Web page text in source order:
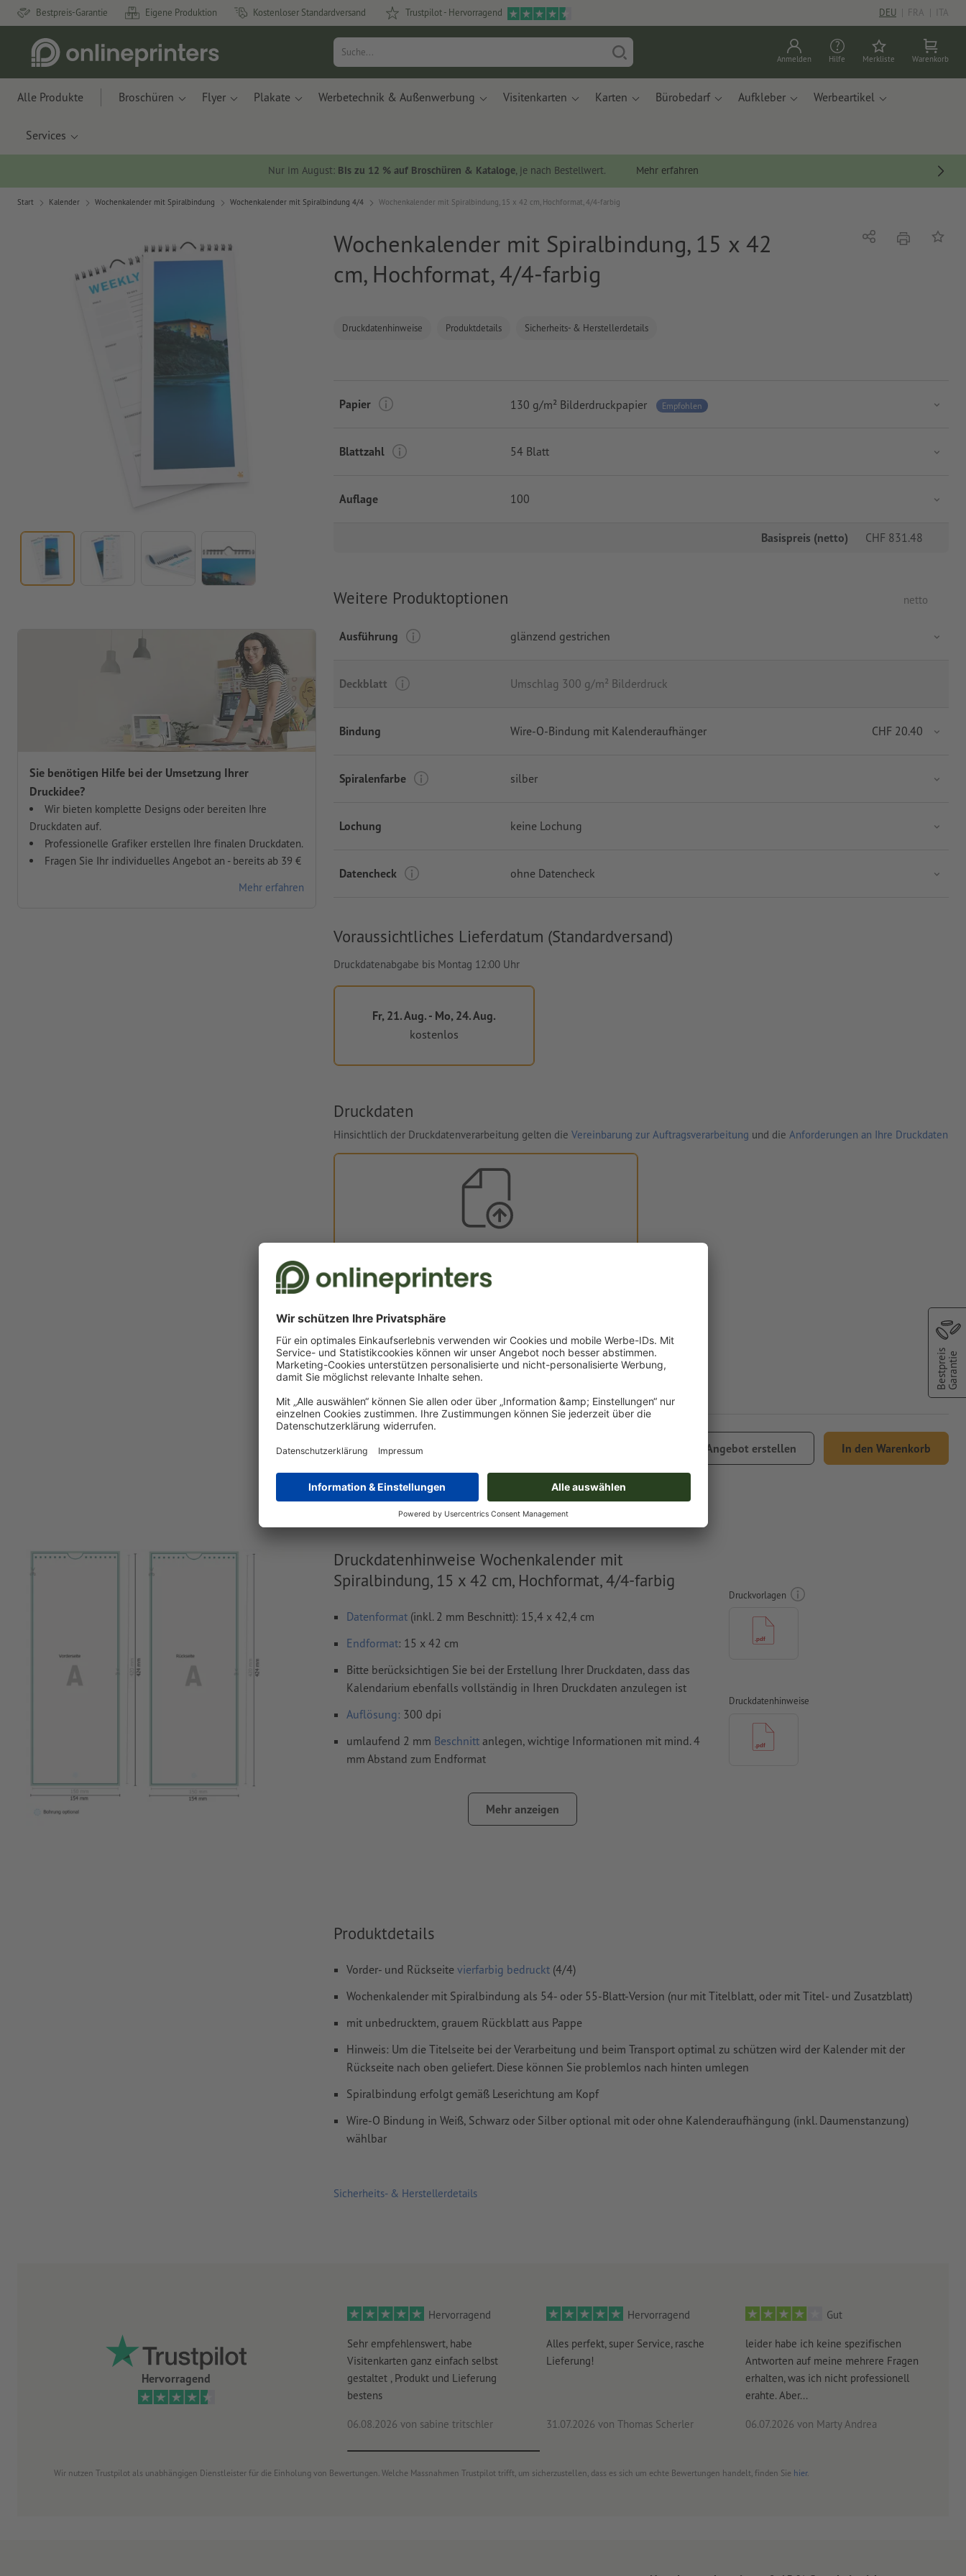
Bestpreis-Garantie Eigene Produktion Kostenloser Standardversand Trustpilot - Hervorragend DEU | FRA | ITA
Anmelden Hilfe Merkliste Warenkorb
Alle Produkte Broschüren Flyer Plakate Werbetechnik & Außenwerbung Visitenkarten Karten Bürobedarf Aufkleber Werbeartikel
Services
Nur im August: Bis zu 12 % auf Broschüren & Kataloge, je nach Bestellwert. Mehr erfahren
Start Kalender Wochenkalender mit Spiralbindung Wochenkalender mit Spiralbindung 4/4 Wochenkalender mit Spiralbindung, 15 x 42 cm, Hochformat, 4/4-farbig
Wochenkalender mit Spiralbindung, 15 x 42
cm, Hochformat, 4/4-farbig
Sie benötigen Hilfe bei der Umsetzung Ihrer
Druckidee?
Wir bieten komplette Designs oder bereiten Ihre
Druckdaten auf.
Professionelle Grafiker erstellen Ihre finalen Druckdaten.
Fragen Sie Ihr individuelles Angebot an - bereits ab 39 €
Mehr erfahren
Druckdatenhinweise Produktdetails Sicherheits- & Herstellerdetails
Teilen DruckenAuf
Papier 130 g/m² Bilderdruckpapier Empfohlen
Blattzahl 54 Blatt
Auflage 100
Basispreis (netto) CHF 831.48
Weitere Produktoptionen netto
Ausführung glänzend gestrichen
Deckblatt Umschlag 300 g/m² Bilderdruck
Bindung Wire-O-Bindung mit Kalenderaufhänger CHF 20.40
Spiralenfarbe silber
Lochung keine Lochung
Datencheck ohne Datencheck
Voraussichtliches Lieferdatum (Standardversand)
Druckdatenabgabe bis Montag 12:00 Uhr
Fr, 21. Aug. - Mo, 24. Aug.
kostenlos
Druckdaten
Hinsichtlich der Druckdatenverarbeitung gelten die Vereinbarung zur Auftragsverarbeitung und die Anforderungen an Ihre Druckdaten
Sie können Ihre Druckdaten vor oder nach dem Kauf
Jetzt hochladen
Angebot erstellen In den Warenkorb
Fr, 21. Aug. - Mo, 24. Aug.
Druckdatenhinweise Wochenkalender mit
Spiralbindung, 15 x 42 cm, Hochformat, 4/4-farbig
Datenformat (inkl. 2 mm Beschnitt): 15,4 x 42,4 cm
Endformat: 15 x 42 cm
Bitte berücksichtigen Sie bei der Erstellung Ihrer Druckdaten, dass das
Kalendarium ebenfalls vollständig in Ihren Druckdaten anzulegen ist
Auflösung: 300 dpi
umlaufend 2 mm Beschnitt anlegen, wichtige Informationen mit mind. 4
mm Abstand zum Endformat
CMYK, FOGRA51 (PSO Coated v3) für gestrichene Papiere,
Kommentarewerden gelöscht und nicht gedruckt
Wie lege ich Druckdaten richtig an?
Mehr anzeigen
Druckvorlagen
Druckdatenhinweise
Produktdetails
Vorder- und Rückseite vierfarbig bedruckt (4/4)
Wochenkalender mit Spiralbindung als 54- oder 55-Blatt-Version (nur mit Titelblatt, oder mit Titel- und Zusatzblatt)
mit unbedrucktem, grauem Rückblatt aus Pappe
Hinweis: Um die Titelseite bei der Verarbeitung und beim Transport optimal zu schützen wird der Kalender mit der
Rückseite nach oben geliefert. Diese können Sie problemlos nach hinten umlegen
Spiralbindung erfolgt gemäß Leserichtung am Kopf
Wire-O Bindung in Weiß, Schwarz oder Silber optional mit oder ohne Kalenderaufhängung (inkl. Daumenstanzung)
wählbar
Sicherheits- & Herstellerdetails
Hervorragend
Hervorragend
Sehr empfehlenswert, habe
Visitenkarten ganz einfach selbst
gestaltet , Produkt und Lieferung
bestens
06.08.2026 von sabine tritschler
Hervorragend
Alles perfekt, super Service, rasche
Lieferung!
31.07.2026 von Thomas Scherler
Gut
leider habe ich keine spezifischen
Antworten auf meine mehrere Fragen
erhalten, was ich nicht professionell
erahte. Aber...
06.07.2026 von Marty Andrea
Wir nutzen Trustpilot als unabhängigen Dienstleister für die Einholung von Bewertungen. Welche Massnahmen Trustpilot trifft, um sicherzustellen, dass es sich um echte Bewertungen handelt, finden Sie hier.
BestpreisGarantie